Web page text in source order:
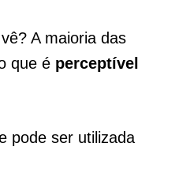
A maioria das
que é perceptível
pode ser utilizada